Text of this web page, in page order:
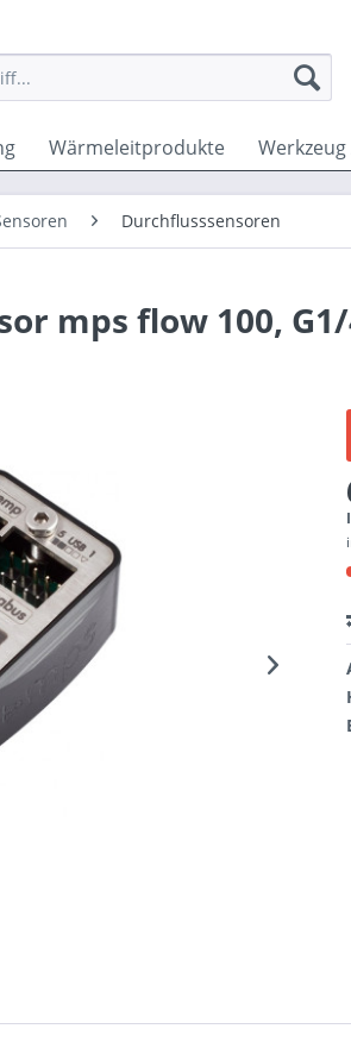
Wärmeleitprodukte
Durchflusssensoren
mps flow 100,